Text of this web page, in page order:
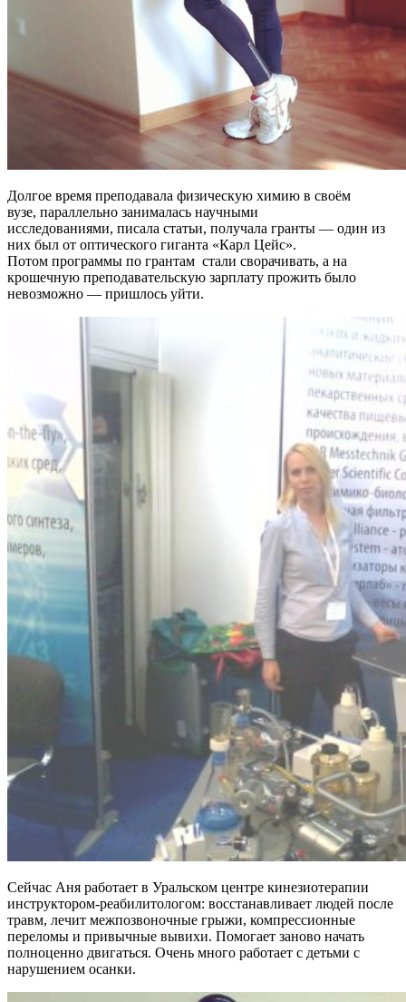
Долгое время преподавала физическую химию в своём
вузе, параллельно занималась научными
исследованиями, писала статьи, получала гранты — один из
них был от оптического гиганта «Карл Цейс».
Потом программы по грантам стали сворачивать, а на
крошечную преподавательскую зарплату прожить было
невозможно — пришлось уйти.
Сейчас Аня работает в Уральском центре кинезиотерапии
инструктором-реабилитологом: восстанавливает людей после
травм, лечит межпозвоночные грыжи, компрессионные
переломы и привычные вывихи. Помогает заново начать
полноценно двигаться. Очень много работает с детьми с
нарушением осанки.